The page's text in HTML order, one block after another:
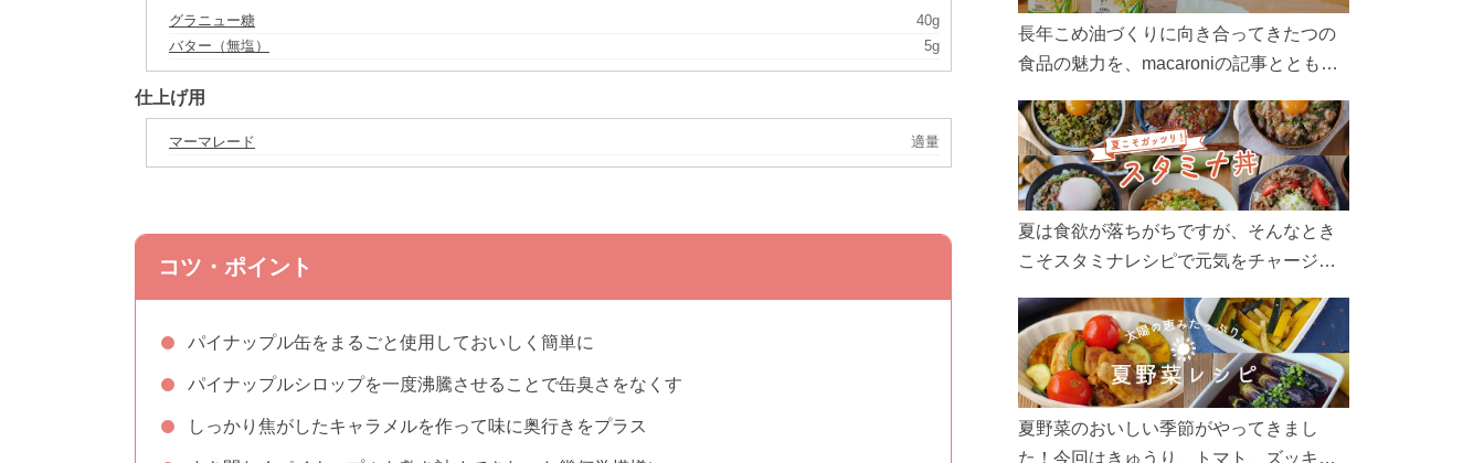
グラニュー糖
40g
バター（無塩）
5g
仕上げ用
マーマレード 適量
コツ・ポイント
パイナップル缶をまるごと使用しておいしく簡単に
パイナップルシロップを一度沸騰させることで缶臭さをなくす
しっかり焦がしたキャラメルを作って味に奥行きをプラス
長年こめ油づくりに向き合ってきたつの
食品の魅力を、macaroniの記事とともに
ん、製造現場や品質へのこだわりまで。
こめ油をもっと好きになるコンテンツを
ぜひお楽しみください。
夏は食欲が落ちがちですが、そんなとき
こそスタミナレシピで元気をチャージ！
リ食べて、夏バテを吹き飛ばしましょ
う！
夏野菜のおいしい季節がやってきまし
た！今回はきゅうり、トマト、ズッキー